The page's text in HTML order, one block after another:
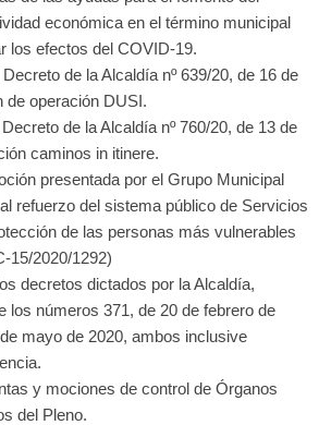
económica en el término municipal
los efectos del COVID-19.
de la Alcaldía nº 639/20, de 16 de
de operación DUSI.
de la Alcaldía nº 760/20, de 13 de
caminos in itinere.
presentada por el Grupo Municipal
refuerzo del sistema público de Servicios
de las personas más vulnerables
15/2020/1292)
decretos dictados por la Alcaldía,
los números 371, de 20 de febrero de
mayo de 2020, ambos inclusive
y mociones de control de Órganos
del Pleno.